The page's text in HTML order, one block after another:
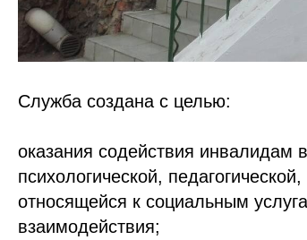
Служба создана с целью:
оказания содействия инвалидам
психологической,
относящейся к социальным
взаимодействия;